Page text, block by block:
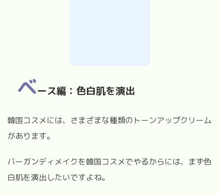
ベース編：色白肌を演出
韓国コスメには、さまざまな種類のトーンアップクリーム
があります。
バーガンディメイクを韓国コスメでやるからには、まず色
白肌を演出したいですよね。